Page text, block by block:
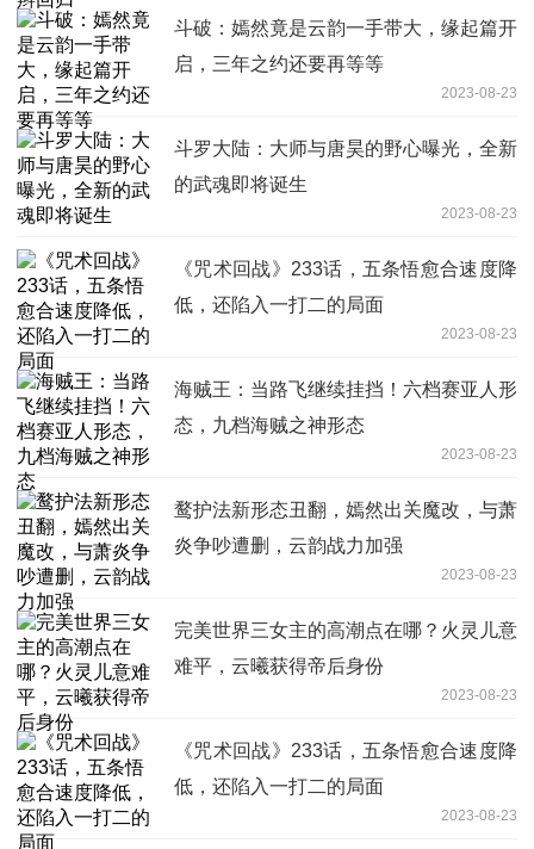
斗破：嫣然竟是云韵一手带大，缘起篇开
启，三年之约还要再等等
2023-08-23
斗罗大陆：大师与唐昊的野心曝光，全新
的武魂即将诞生
2023-08-23
《咒术回战》233话，五条悟愈合速度降
低，还陷入一打二的局面
2023-08-23
海贼王：当路飞继续挂挡！六档赛亚人形
态，九档海贼之神形态
2023-08-23
鹜护法新形态丑翻，嫣然出关魔改，与萧
炎争吵遭删，云韵战力加强
2023-08-23
完美世界三女主的高潮点在哪？火灵儿意
难平，云曦获得帝后身份
2023-08-23
《咒术回战》233话，五条悟愈合速度降
低，还陷入一打二的局面
2023-08-23